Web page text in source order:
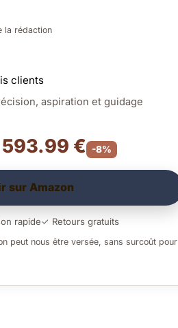
la rédaction
clients
aspiration et guidage
€ -8%
sur Amazon
rapide✓ Retours gratuits
peut nous être versée, sans surcoût pour